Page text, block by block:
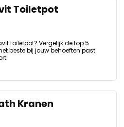
Toiletpot
toiletpot? Vergelijk de top 5
beste bij jouw behoeften past.
Kranen